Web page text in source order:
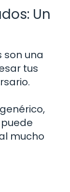
Un
son una
tus
mucho